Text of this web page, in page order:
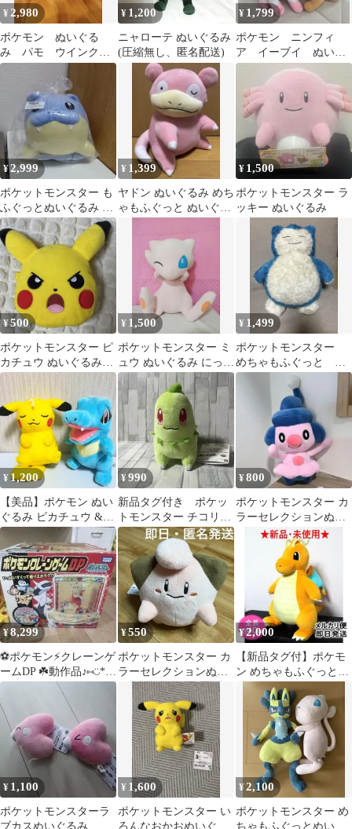
¥2,980
ポケモン ぬいぐる
み パモ ウインク 2
体セット
¥ 1,200
ニャローテ ぬいぐるみ
(圧縮無し、匿名配送)
¥ 1,799
ポケモン ニンフィ
ア イーブイ ぬいぐ
るみ
¥2,999
ポケットモンスター も
ふぐっとぬいぐるみ タ
マザラシ
¥ 1,399
ヤドン ぬいぐるみ めち
ゃもふぐっと ぬいぐる
¥ 1,500
ポケットモンスター ラ
ッキー ぬいぐるみ
¥500
ポケットモンスター ピ
カチュウ ぬいぐるみポ
ーチ
¥ 1,500
ポケットモンスター ミ
ュウ ぬいぐるみ にっこ
りver.
¥ 1,499
ポケットモンスター
めちゃもふぐっと く
つろぎタイム カビゴ
ン ぬいぐるみ
¥1,200
【美品】ポケモン ぬい
ぐるみ ピカチュウ &
ワニノコ
¥990
新品タグ付き ポケッ
トモンスター チコリー
タ ぬいぐるみ
¥800
ポケットモンスター カ
ラーセレクションぬい
ぐるみ pink マネネ
¥8,299
⚽️ポケモン⚡️クレーンゲ
ームDP ☘️動作品♪⑅◡̈*メ
ダル・フィギュア多数
⚠️
¥550
ポケットモンスター カ
ラーセレクションぬい
ぐるみ ピンク -ピィ-
¥2,000
【新品タグ付】ポケモ
ン めちゃもふぐっとぬ
いぐるみ ～カイリュー
～ 約40cm
¥ 1,100
ポケットモンスターラ
ブカスぬいぐるみ セ
¥ 1,600
ポケットモンスター い
ろんなおかおぬいぐる
¥2,100
ポケットモンスター め
ちゃもふぐっとぬいぐ